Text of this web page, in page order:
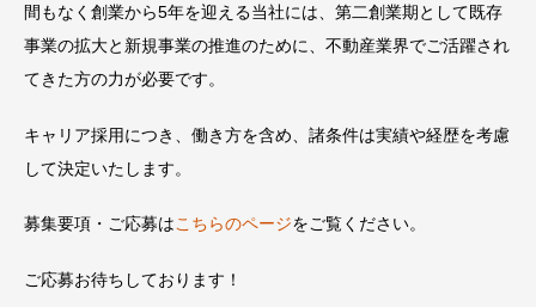
間もなく創業から5年を迎える当社には、第二創業期として既存
事業の拡大と新規事業の推進のために、不動産業界でご活躍され
てきた方の力が必要です。
キャリア採用につき、働き方を含め、諸条件は実績や経歴を考慮
して決定いたします。
募集要項・ご応募はこちらのページをご覧ください。
ご応募お待ちしております！